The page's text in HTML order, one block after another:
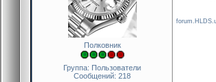
Полковник
Группа: Пользователи
Сообщений: 218